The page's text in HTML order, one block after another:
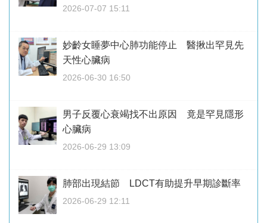
2026-07-07 15:11
妙齡女睡夢中心肺功能停止 醫揪出罕見先
天性心臟病
2026-06-30 16:50
男子反覆心衰竭找不出原因 竟是罕見隱形
心臟病
2026-06-29 13:09
肺部出現結節 LDCT有助提升早期診斷率
2026-06-29 12:11